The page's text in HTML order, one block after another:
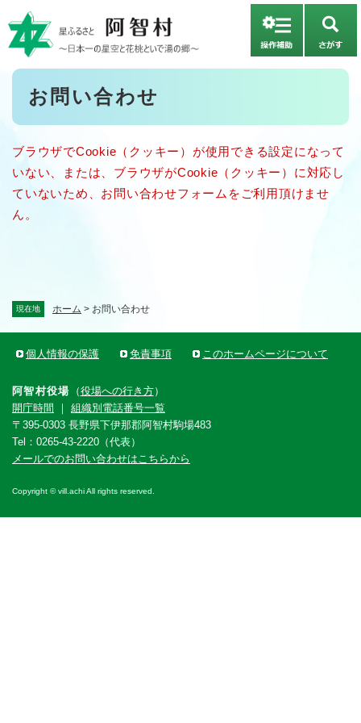
ー
ジ
が
す
現在地 ホーム > お問い合わせ
本
お問い合わせ
ブラウザでCookie（クッキー）が使用できる設定になって
いない、または、ブラウザがCookie（クッキー）に対応し
ていないため、お問い合わせフォームをご利用頂けませ
ん。
個人情報の保護 免責事項 このホームページについて
阿智村役場 （役場への行き方）
開庁時間
｜ 組織別電話番号一覧
〒395-0303 長野県下伊那郡阿智村駒場483
Tel：0265-43-2220（代表）
メールでのお問い合わせはこちらから
Copyright © vill.achi All rights reserved.